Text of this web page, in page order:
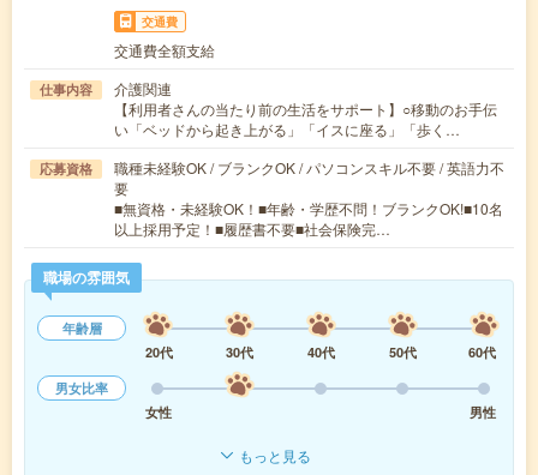
交通費
交通費全額支給
仕事内容
介護関連
【利用者さんの当たり前の生活をサポート】○移動のお手伝
い「ベッドから起き上がる」「イスに座る」「歩く…
応募資格
職種未経験OK / ブランクOK / パソコンスキル不要 / 英語力不
要
■無資格・未経験OK！■年齢・学歴不問！ブランクOK!■10名
以上採用予定！■履歴書不要■社会保険完…
職場の雰囲気
年齢層
20代
30代 40代 50代
60代
男女比率
女性
男性
もっと見る